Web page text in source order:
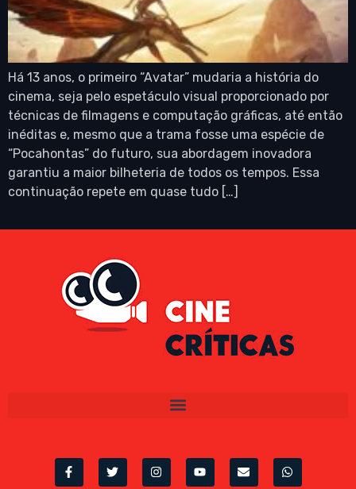
Há 13 anos, o primeiro “Avatar” mudaria a história do
cinema, seja pelo espetáculo visual proporcionado por
técnicas de filmagens e computação gráficas, até então
inéditas e, mesmo que a trama fosse uma espécie de
“Pocahontas” do futuro, sua abordagem inovadora
garantiu a maior bilheteria de todos os tempos. Essa
continuação repete em quase tudo […]